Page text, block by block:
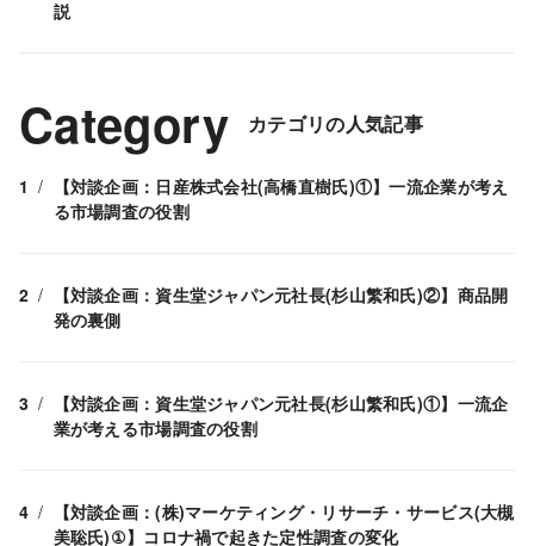
説
Category カテゴリの人気記事
【対談企画：日産株式会社(高橋直樹氏)①】一流企業が考え
る市場調査の役割
【対談企画：資生堂ジャパン元社長(杉山繁和氏)②】商品開
発の裏側
【対談企画：資生堂ジャパン元社長(杉山繁和氏)①】一流企
業が考える市場調査の役割
【対談企画：(株)マーケティング・リサーチ・サービス(大槻
美聡氏)①】コロナ禍で起きた定性調査の変化